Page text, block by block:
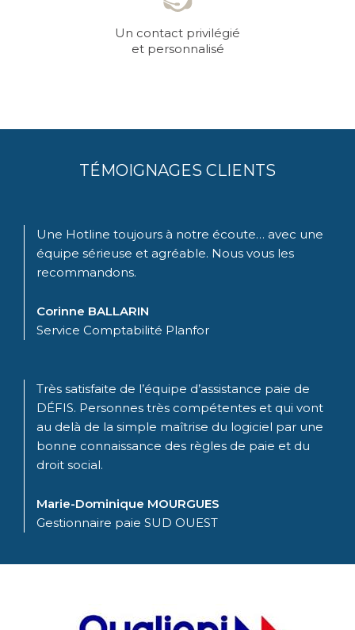
Un contact privilégié
et personnalisé
TÉMOIGNAGES CLIENTS
Une Hotline toujours à notre écoute… avec une
équipe sérieuse et agréable. Nous vous les
recommandons.
Corinne BALLARIN
Service Comptabilité Planfor
Très satisfaite de l’équipe d’assistance paie de
DÉFIS. Personnes très compétentes et qui vont
au delà de la simple maîtrise du logiciel par une
bonne connaissance des règles de paie et du
droit social.
Marie-Dominique MOURGUES
Gestionnaire paie SUD OUEST